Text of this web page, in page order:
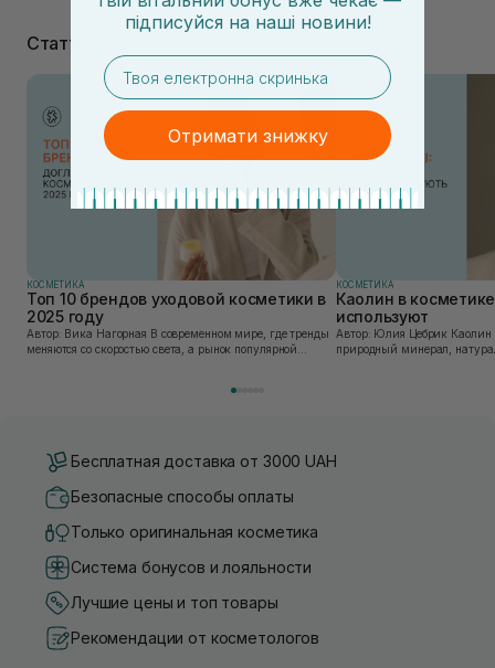
Статті
КОСМЕТИКА
Топ 10 брендов уходовой косметики в
2025 году
Автор: Вика Нагорная В современном мире, где тренды
меняются со скоростью света, а рынок популярной
КОСМЕТИКА
Каолин в
используют
Автор: Юлия Цебрик Каолин в косметологии – это
природный минерал,
Бесплатная доставка от 3000 UAH
Безопасные способы оплаты
Только оригинальная косметика
Система бонусов и лояльности
Лучшие цены и топ товары
Рекомендации от косметологов
підписуйся на наші новини!
email
Отримати знижку